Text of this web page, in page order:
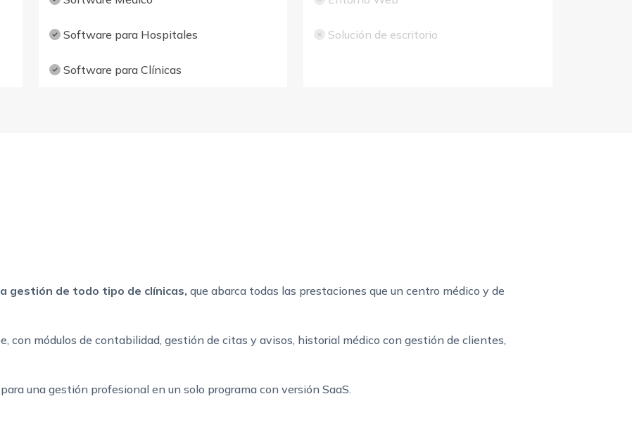
Software para Hospitales
Software para Clínicas
Solución de escritorio
gestión de todo tipo de clínicas, que abarca todas las prestaciones que un centro médico y de
con módulos de contabilidad, gestión de citas y avisos, historial médico con gestión de clientes,
una gestión profesional en un solo programa con versión SaaS.